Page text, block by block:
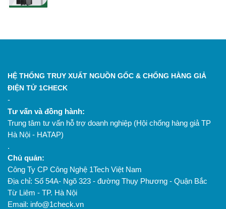
HỆ THỐNG TRUY XUẤT NGUỒN GỐC & CHỐNG HÀNG GIẢ
ĐIỆN TỬ 1CHECK
-
Tư vấn và đồng hành:
Trung tâm tư vấn hỗ trợ doanh nghiệp (Hội chống hàng giả TP
Hà Nội - HATAP)
.
Chủ quản:
Công Ty CP Công Nghệ 1Tech Việt Nam
Địa chỉ: Số 54A- Ngõ 323 - đường Thụy Phương - Quận Bắc
Từ Liêm - TP. Hà Nội
Email: info@1check.vn